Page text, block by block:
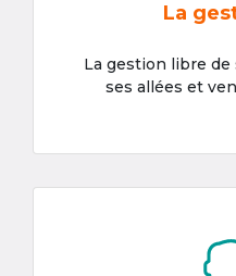
La
La gestion libre de
ses allées et